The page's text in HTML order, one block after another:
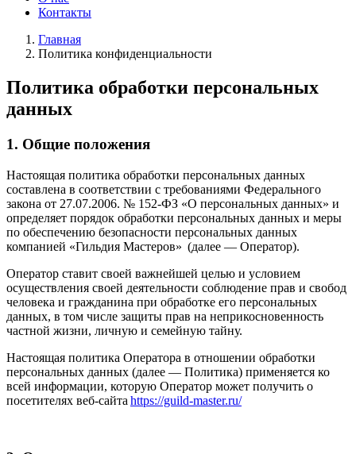
Контакты
Главная
Политика конфиденциальности
Политика обработки персональных
данных
1. Общие положения
Настоящая политика обработки персональных данных
составлена в соответствии с требованиями Федерального
закона от 27.07.2006. № 152-ФЗ «О персональных данных» и
определяет порядок обработки персональных данных и меры
по обеспечению безопасности персональных данных
компанией «Гильдия Мастеров» (далее — Оператор).
Оператор ставит своей важнейшей целью и условием
осуществления своей деятельности соблюдение прав и свобод
человека и гражданина при обработке его персональных
данных, в том числе защиты прав на неприкосновенность
частной жизни, личную и семейную тайну.
Настоящая политика Оператора в отношении обработки
персональных данных (далее — Политика) применяется ко
всей информации, которую Оператор может получить о
посетителях веб-сайта https://guild-master.ru/